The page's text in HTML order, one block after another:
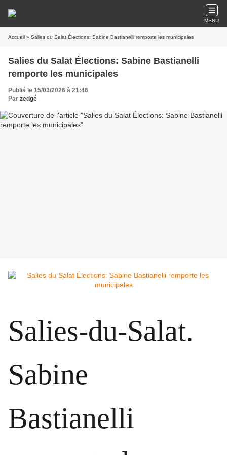
MENU
Accueil » Salies du Salat Élections: Sabine Bastianelli remporte les municipales
Salies du Salat Élections: Sabine Bastianelli
remporte les municipales
Publié le 15/03/2026 à 21:46
Par zedgé
Salies-du-Salat.
Sabine
Bastianelli